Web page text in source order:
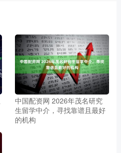
中国配资网 2026年茂名研究
生留学中介，寻找靠谱且最好
的机构